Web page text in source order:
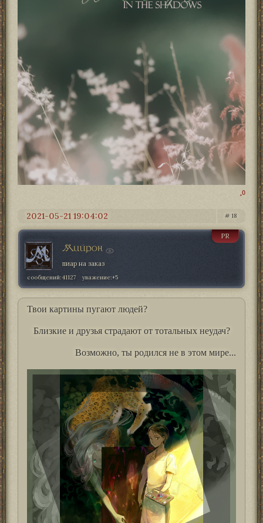
0
18
2021-05-21 19:04:02
Мийрон
PR
пиар на заказ
сообщений:41127 уважение:+5
Твои картины пугают людей?
Близкие и друзья страдают от тотальных неудач?
Возможно, ты родился не в этом мире...